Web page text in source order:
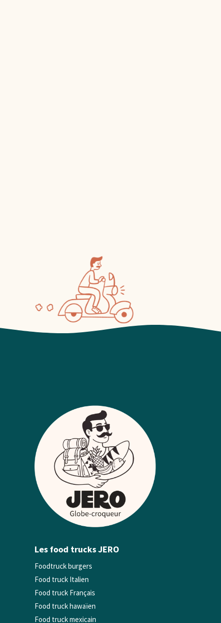
Les food trucks JERO
Foodtruck burgers
Food truck Italien
Food truck Français
Food truck hawaïen
Food truck mexicain